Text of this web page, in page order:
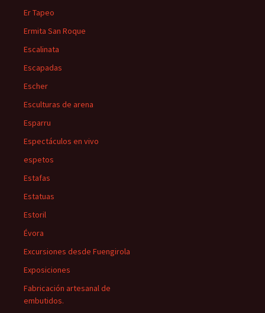
Er Tapeo
Ermita San Roque
Escalinata
Escapadas
Escher
Esculturas de arena
Esparru
Espectáculos en vivo
espetos
Estafas
Estatuas
Estoril
Évora
Excursiones desde Fuengirola
Exposiciones
Fabricación artesanal de
embutidos.